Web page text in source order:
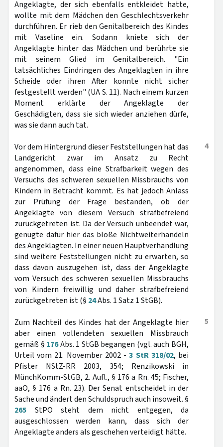
Angeklagte, der sich ebenfalls entkleidet hatte,
wollte mit dem Mädchen den Geschlechtsverkehr
durchführen. Er rieb den Genitalbereich des Kindes
mit Vaseline ein. Sodann kniete sich der
Angeklagte hinter das Mädchen und berührte sie
mit seinem Glied im Genitalbereich. "Ein
tatsächliches Eindringen des Angeklagten in ihre
Scheide oder ihren After konnte nicht sicher
festgestellt werden" (UA S. 11). Nach einem kurzen
Moment erklärte der Angeklagte der
Geschädigten, dass sie sich wieder anziehen dürfe,
was sie dann auch tat.
4
Vor dem Hintergrund dieser Feststellungen hat das
Landgericht zwar im Ansatz zu Recht
angenommen, dass eine Strafbarkeit wegen des
Versuchs des schweren sexuellen Missbrauchs von
Kindern in Betracht kommt. Es hat jedoch Anlass
zur Prüfung der Frage bestanden, ob der
Angeklagte von diesem Versuch strafbefreiend
zurückgetreten ist. Da der Versuch unbeendet war,
genügte dafür hier das bloße Nichtweiterhandeln
des Angeklagten. In einer neuen Hauptverhandlung
sind weitere Feststellungen nicht zu erwarten, so
dass davon auszugehen ist, dass der Angeklagte
vom Versuch des schweren sexuellen Missbrauchs
von Kindern freiwillig und daher strafbefreiend
zurückgetreten ist (§ 24Abs. 1 Satz 1 StGB).
5
Zum Nachteil des Kindes hat der Angeklagte hier
aber einen vollendeten sexuellen Missbrauch
gemäß § 176Abs. 1 StGB begangen (vgl. auch BGH,
Urteil vom 21. November 2002 -3 StR 318/02, bei
Pfister NStZ-RR 2003, 354; Renzikowski in
MünchKomm-StGB, 2. Aufl., § 176 a Rn. 45; Fischer,
aaO, § 176 a Rn. 23). Der Senat entscheidet in der
Sache und ändert den Schuldspruch auch insoweit. §
265 StPO steht dem nicht entgegen, da
ausgeschlossen werden kann, dass sich der
Angeklagte anders als geschehen verteidigt hätte.